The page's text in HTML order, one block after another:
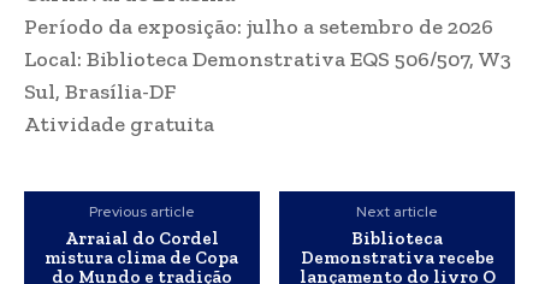
Período da exposição: julho a setembro de 2026
Local: Biblioteca Demonstrativa EQS 506/507, W3
Sul, Brasília-DF
Atividade gratuita
Previous article
Arraial do Cordel
mistura clima de Copa
do Mundo e tradição
Next article
Biblioteca
Demonstrativa recebe
lançamento do livro O